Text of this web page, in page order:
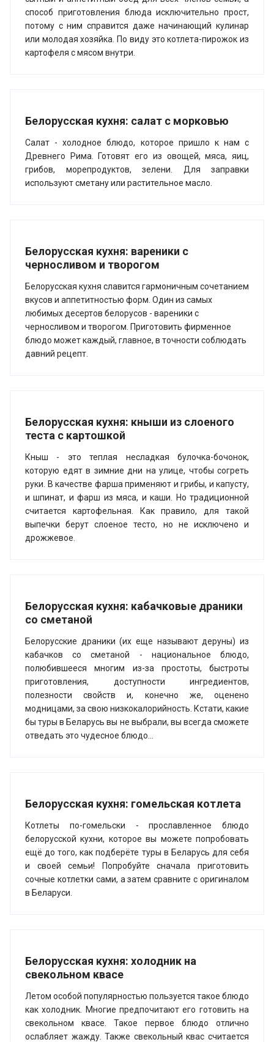
способ приготовления блюда исключительно прост,
потому с ним справится даже начинающий кулинар
или молодая хозяйка. По виду это котлета-пирожок из
картофеля с мясом внутри.
Белорусская кухня: салат с морковью
Салат - холодное блюдо, которое пришло к нам с
Древнего Рима. Готовят его из овощей, мяса, яиц,
грибов, морепродуктов, зелени. Для заправки
используют сметану или растительное масло.
Белорусская кухня: вареники с
черносливом и творогом
Белорусская кухня славится гармоничным сочетанием
вкусов и аппетитностью форм. Один из самых
любимых десертов белорусов - вареники с
черносливом и творогом. Приготовить фирменное
блюдо может каждый, главное, в точности соблюдать
давний рецепт.
Белорусская кухня: кныши из слоеного
теста с картошкой
Кныш - это теплая несладкая булочка-бочонок,
которую едят в зимние дни на улице, чтобы согреть
руки. В качестве фарша применяют и грибы, и капусту,
и шпинат, и фарш из мяса, и каши. Но традиционной
считается картофельная. Как правило, для такой
выпечки берут слоеное тесто, но не исключено и
дрожжевое.
Белорусская кухня: кабачковые драники
со сметаной
Белорусские драники (их еще называют деруны) из
кабачков со сметаной - национальное блюдо,
полюбившееся многим из-за простоты, быстроты
приготовления, доступности ингредиентов,
полезности свойств и, конечно же, оценено
модницами, за свою низкокалорийность. Кстати, какие
бы туры в Беларусь вы не выбрали, вы всегда сможете
отведать это чудесное блюдо...
Белорусская кухня: гомельская котлета
Котлеты по-гомельски - прославленное блюдо
белорусской кухни, которое вы можете попробовать
ещё до того, как подберёте туры в Беларусь для себя
и своей семьи! Попробуйте сначала приготовить
сочные котлетки сами, а затем сравните с оригиналом
в Беларуси.
Белорусская кухня: холодник на
свекольном квасе
Летом особой популярностью пользуется такое блюдо
как холодник. Многие предпочитают его готовить на
свекольном квасе. Такое первое блюдо отлично
ослабляет жажду. Также свекольный квас считается